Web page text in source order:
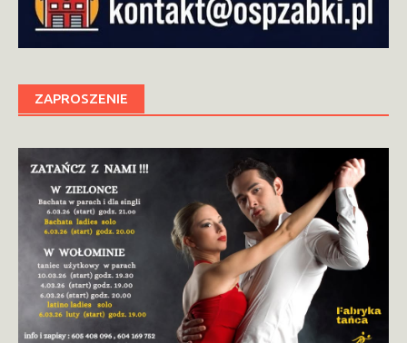
ZAPROSZENIE